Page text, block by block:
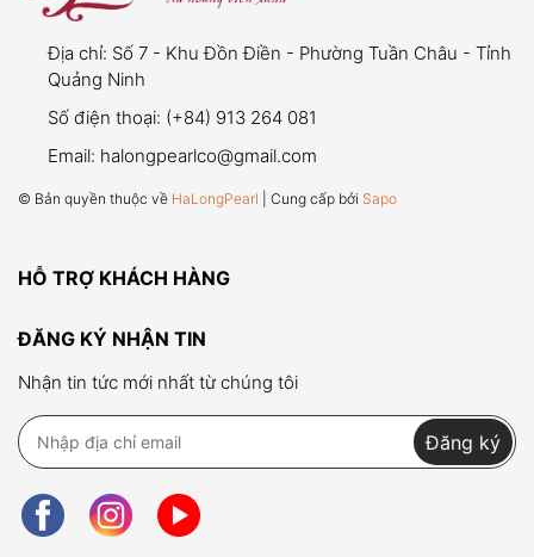
Lưu ý quan trọng:
viên ngọc trai
hàng.
lỗi kỹ thuật
Khách hàng phải giữ lại
hànhđể được áp dụng chế độ bảo hành.
đầy đủ các điều kiện trên.
Địa chỉ: Số 7 - Khu Đồn Điền - Phường Tuần Châu - Tỉnh
Quảng Ninh
Số điện thoại: (+84) 913 264 081
Email: halongpearlco@gmail.com
© Bản quyền thuộc về HaLongPearl | Cung cấp bởi Sapo
HỖ TRỢ KHÁCH HÀNG
ĐĂNG KÝ NHẬN TIN
Nhận tin tức mới nhất từ chúng tôi
Đăng ký